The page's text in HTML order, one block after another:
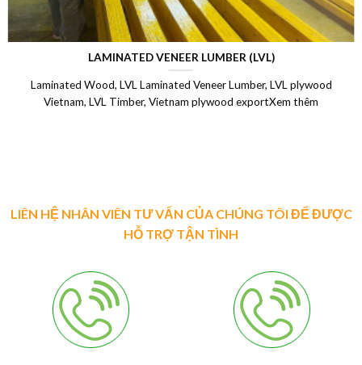
LAMINATED VENEER LUMBER (LVL)
Laminated Wood, LVL Laminated Veneer Lumber, LVL plywood
Vietnam, LVL Timber, Vietnam plywood exportXem thêm
LIÊN HỆ NHÂN VIÊN TƯ VẤN CỦA CHÚNG TÔI ĐỂ ĐƯỢC
HỖ TRỢ TẬN TÌNH